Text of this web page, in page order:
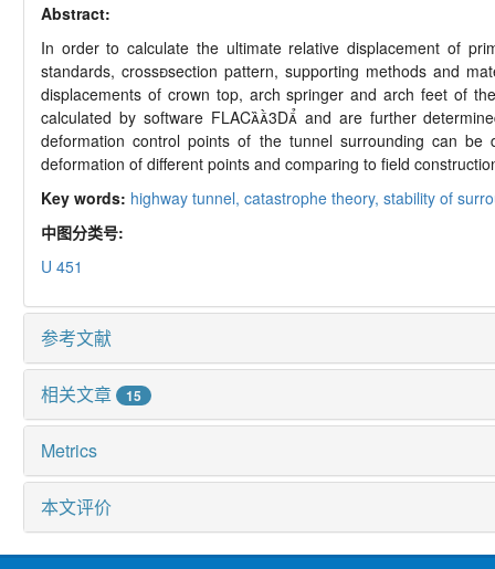
Abstract:
In order to calculate the ultimate relative displacement of
standards, crosssection pattern, supporting methods and
displacements of crown top, arch springer and arch feet of
calculated by software FLAC3D and are further
deformation control points of the tunnel surrounding can
deformation of different points and comparing to field
Key words: highway tunnel, catastrophe theory, stability of
中图分类号:
U 451
参考文献
相关文章 15
Metrics
本文评价